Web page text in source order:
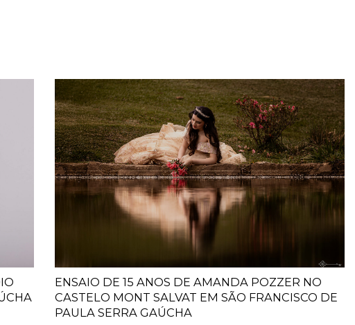
ENSAIO DE 15 ANOS DE AMANDA POZZER NO
CASTELO MONT SALVAT EM SÃO FRANCISCO DE
PAULA SERRA GAÚCHA